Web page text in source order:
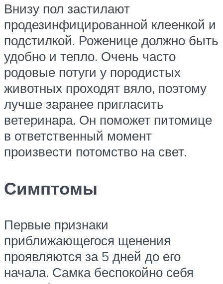
Внизу пол застилают
продезинфицированной клеенкой и
подстилкой. Роженице должно быть
удобно и тепло. Очень часто
родовые потуги у породистых
животных проходят вяло, поэтому
лучше заранее пригласить
ветеринара. Он поможет питомице
в ответственный момент
произвести потомство на свет.
Симптомы
Первые признаки
приближающегося щенения
проявляются за 5 дней до его
начала. Самка беспокойно себя